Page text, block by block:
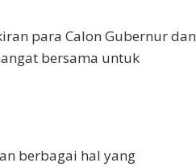
para Calon Gubernur dan
bersama untuk
berbagai hal yang